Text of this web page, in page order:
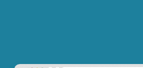
forma natural en el paisaje,